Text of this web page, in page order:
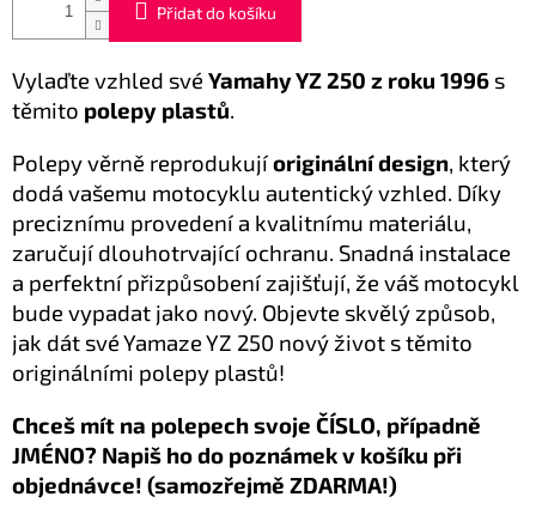
Přidat do košíku
Vylaďte vzhled své Yamahy YZ 250 z roku 1996 s
těmito polepy plastů.
Polepy věrně reprodukujíoriginální design, který
dodá vašemu motocyklu autentický vzhled. Díky
preciznímu provedení a kvalitnímu materiálu,
zaručují dlouhotrvající ochranu. Snadná instalace
a perfektní přizpůsobení zajišťují, že váš motocykl
bude vypadat jako nový. Objevte skvělý způsob,
jak dát své Yamaze YZ 250 nový život s těmito
originálními polepy plastů!
Chceš mít na polepech svoje ČÍSLO, případně
JMÉNO? Napiš ho do poznámek v košíku při
objednávce! (samozřejmě ZDARMA!)